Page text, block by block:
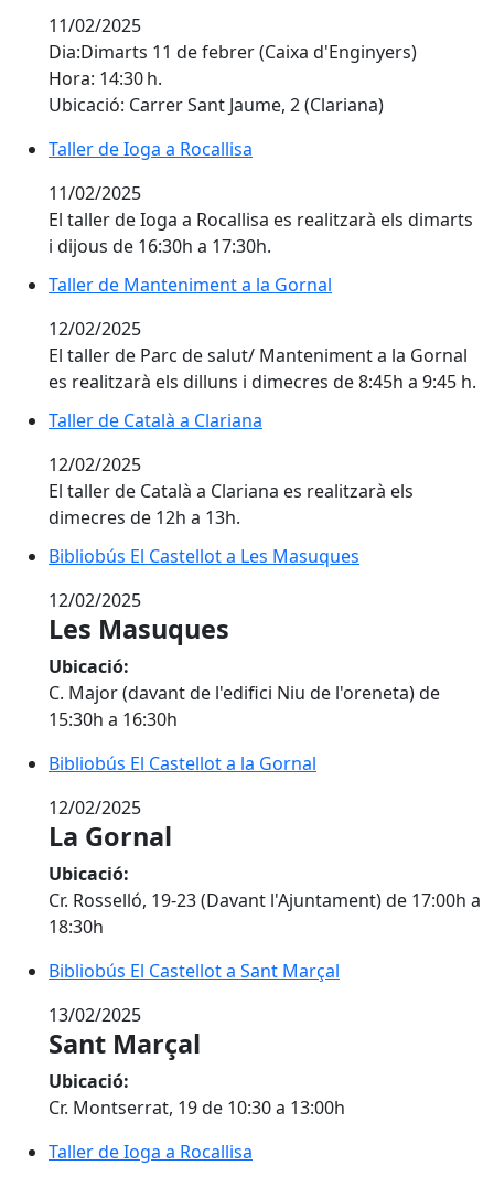
11/02/2025
Dia:Dimarts 11 de febrer (Caixa d'Enginyers)
Hora: 14:30 h.
Ubicació: Carrer Sant Jaume, 2 (Clariana)
Taller de Ioga a Rocallisa
Taller de Ioga a Rocallisa
11/02/2025
El taller de Ioga a Rocallisa es realitzarà els dimarts
i dijous de 16:30h a 17:30h.
Taller de Manteniment a la Gornal
Taller de Manteniment a la Gornal
12/02/2025
El taller de Parc de salut/ Manteniment a la Gornal
es realitzarà els dilluns i dimecres de 8:45h a 9:45 h.
Taller de Català a Clariana
Taller de Català a Clariana
12/02/2025
El taller de Català a Clariana es realitzarà els
dimecres de 12h a 13h.
Bibliobús El Castellot a Les Masuques
Bibliobús El Castellot a Les Masuques
12/02/2025
Les Masuques
Ubicació:
C. Major (davant de l'edifici Niu de l'oreneta) de
15:30h a 16:30h
Bibliobús El Castellot a la Gornal
Bibliobús El Castellot a la Gornal
12/02/2025
La Gornal
Ubicació:
Cr. Rosselló, 19-23 (Davant l'Ajuntament) de 17:00h a
18:30h
Bibliobús El Castellot a Sant Marçal
Bibliobús El Castellot a Sant Marçal
13/02/2025
Sant Marçal
Ubicació:
Cr. Montserrat, 19 de 10:30 a 13:00h
Taller de Ioga a Rocallisa
Taller de Ioga a Rocallisa